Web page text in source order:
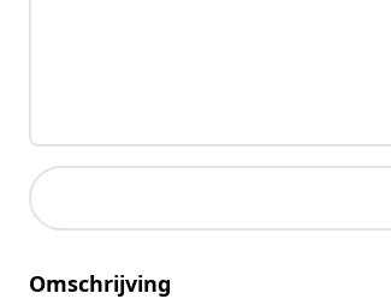
Omschrijving